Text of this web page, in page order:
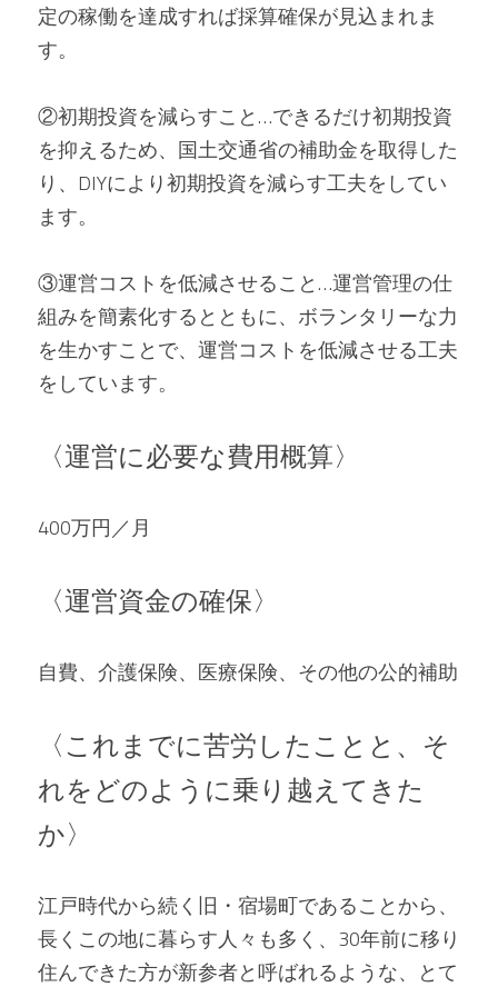
定の稼働を達成すれば採算確保が見込まれま
す。
②初期投資を減らすこと…できるだけ初期投資
を抑えるため、国土交通省の補助金を取得した
り、DIYにより初期投資を減らす工夫をしてい
ます。
③運営コストを低減させること…運営管理の仕
組みを簡素化するとともに、ボランタリーな力
を生かすことで、運営コストを低減させる工夫
をしています。
〈運営に必要な費用概算〉
400万円／月
〈運営資金の確保〉
自費、介護保険、医療保険、その他の公的補助
〈これまでに苦労したことと、そ
れをどのように乗り越えてきた
か〉
江戸時代から続く旧・宿場町であることから、
長くこの地に暮らす人々も多く、30年前に移り
住んできた方が新参者と呼ばれるような、とて